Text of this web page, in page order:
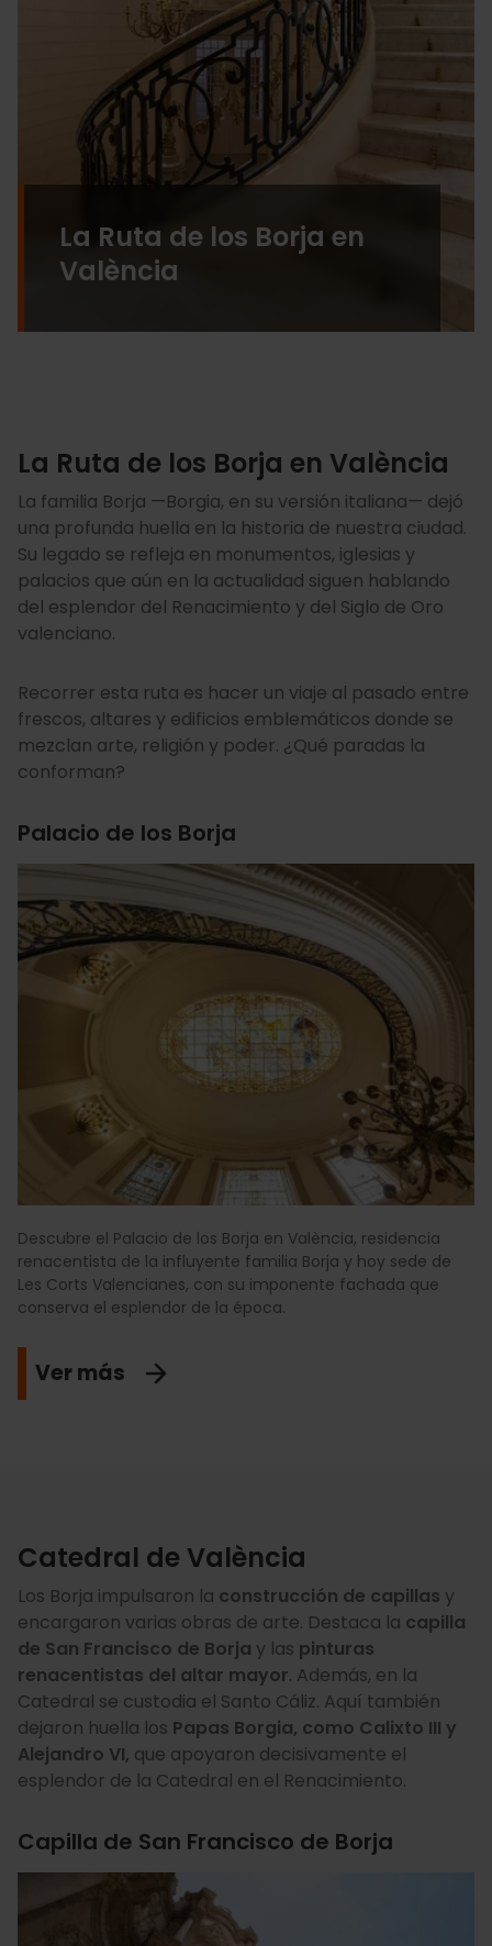
La Ruta de los Borja en
València
La Ruta de los Borja en València
La familia Borja —Borgia, en su versión italiana— dejó
una profunda huella en la historia de nuestra ciudad.
Su legado se refleja en monumentos, iglesias y
palacios que aún en la actualidad siguen hablando
del esplendor del Renacimiento y del Siglo de Oro
valenciano.
Recorrer esta ruta es hacer un viaje al pasado entre
frescos, altares y edificios emblemáticos donde se
mezclan arte, religión y poder. ¿Qué paradas la
conforman?
Palacio de los Borja
Descubre el Palacio de los Borja en València, residencia
renacentista de la influyente familia Borja y hoy sede de
Les Corts Valencianes, con su imponente fachada que
conserva el esplendor de la época.
Ver más
Catedral de València
Los Borja impulsaron la construcción de capillas y
encargaron varias obras de arte. Destaca la capilla
de San Francisco de Borja y las pinturas
renacentistas del altar mayor. Además, en la
Catedral se custodia el Santo Cáliz. Aquí también
dejaron huella los Papas Borgia, como Calixto III y
Alejandro VI, que apoyaron decisivamente el
esplendor de la Catedral en el Renacimiento.
Capilla de San Francisco de Borja